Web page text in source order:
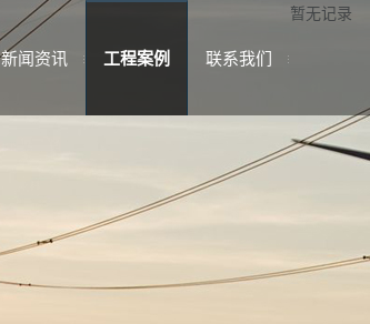
新闻资讯 工程案例 联系我们
暂无记录